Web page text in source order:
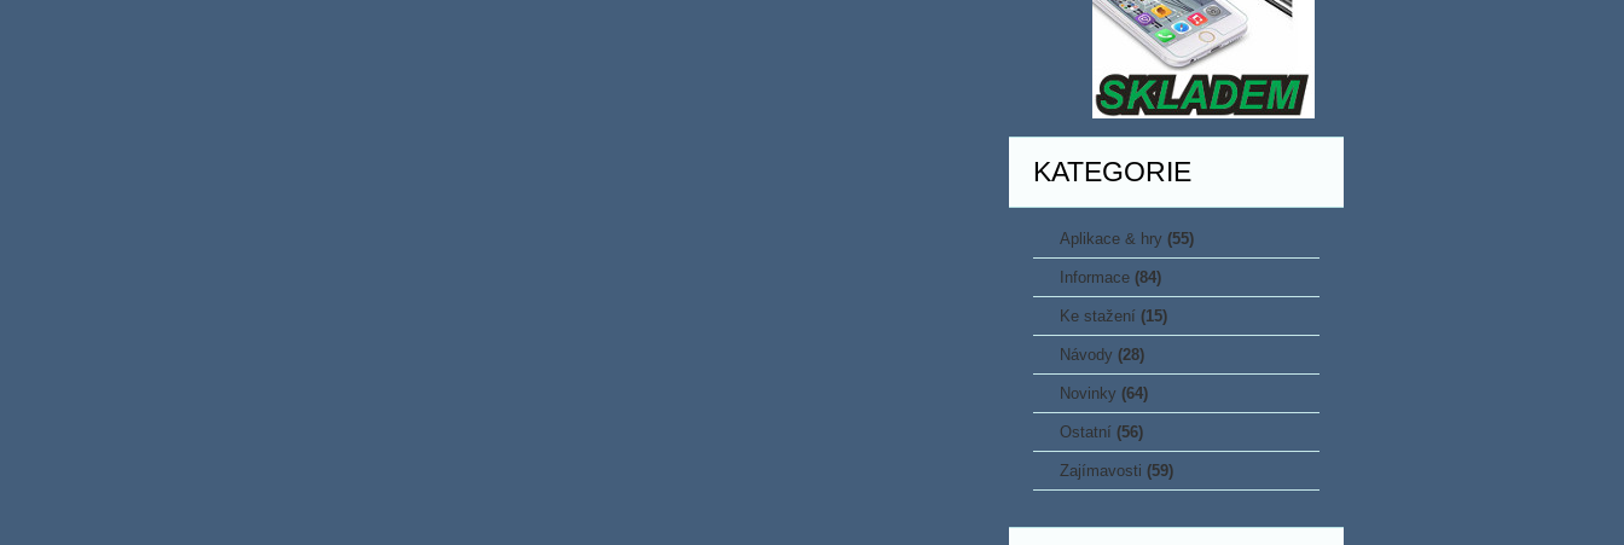
KATEGORIE
Aplikace & hry (55)
Informace (84)
Ke stažení (15)
Návody (28)
Novinky (64)
Ostatní (56)
Zajímavosti (59)